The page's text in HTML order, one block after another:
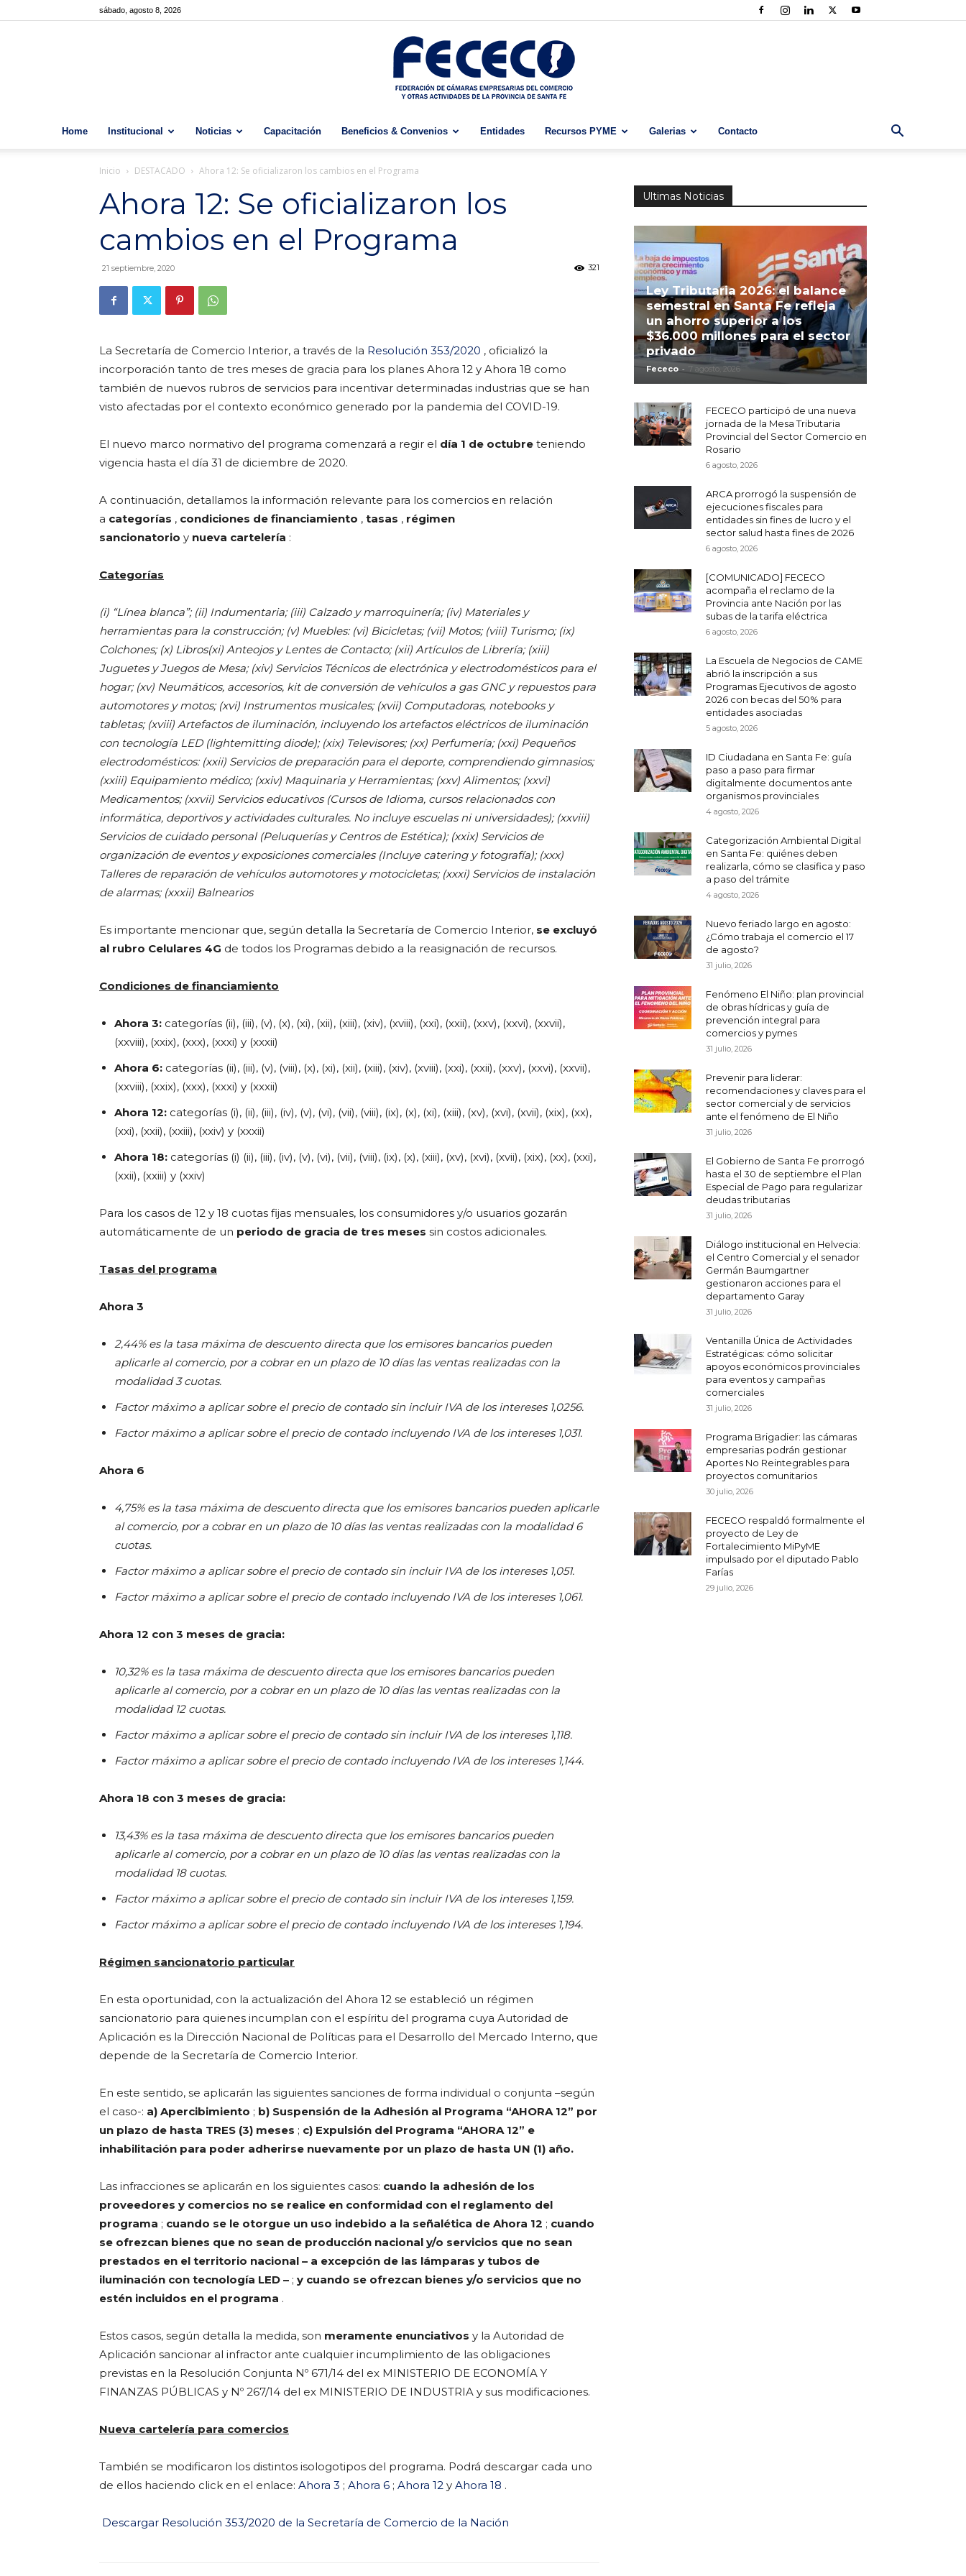
sábado, agosto 8, 2026
Home Institucional Noticias Capacitación Beneficios & Convenios Entidades Recursos PYME Galerias Contacto
Inicio DESTACADO Ahora 12: Se oficializaron los cambios en el Programa
Ahora 12: Se oficializaron los
cambios en el Programa
21 septiembre, 2020 321
La Secretaría de Comercio Interior, a través de la Resolución 353/2020 , oficializó la
incorporación tanto de tres meses de gracia para los planes Ahora 12 y Ahora 18 como
también de nuevos rubros de servicios para incentivar determinadas industrias que se han
visto afectadas por el contexto económico generado por la pandemia del COVID-19.
El nuevo marco normativo del programa comenzará a regir el día 1 de octubre teniendo
vigencia hasta el día 31 de diciembre de 2020.
A continuación, detallamos la información relevante para los comercios en relación
a categorías , condiciones de financiamiento , tasas , régimen
sancionatorio y nueva cartelería :
Categorías
(i) “Línea blanca”; (ii) Indumentaria; (iii) Calzado y marroquinería; (iv) Materiales y
herramientas para la construcción; (v) Muebles: (vi) Bicicletas; (vii) Motos; (viii) Turismo; (ix)
Colchones; (x) Libros(xi) Anteojos y Lentes de Contacto; (xii) Artículos de Librería; (xiii)
Juguetes y Juegos de Mesa; (xiv) Servicios Técnicos de electrónica y electrodomésticos para el
hogar; (xv) Neumáticos, accesorios, kit de conversión de vehículos a gas GNC y repuestos para
automotores y motos; (xvi) Instrumentos musicales; (xvii) Computadoras, notebooks y
tabletas; (xviii) Artefactos de iluminación, incluyendo los artefactos eléctricos de iluminación
con tecnología LED (lightemitting diode); (xix) Televisores; (xx) Perfumería; (xxi) Pequeños
electrodomésticos: (xxii) Servicios de preparación para el deporte, comprendiendo gimnasios;
(xxiii) Equipamiento médico; (xxiv) Maquinaria y Herramientas; (xxv) Alimentos; (xxvi)
Medicamentos; (xxvii) Servicios educativos (Cursos de Idioma, cursos relacionados con
informática, deportivos y actividades culturales. No incluye escuelas ni universidades); (xxviii)
Servicios de cuidado personal (Peluquerías y Centros de Estética); (xxix) Servicios de
organización de eventos y exposiciones comerciales (Incluye catering y fotografía); (xxx)
Talleres de reparación de vehículos automotores y motocicletas; (xxxi) Servicios de instalación
de alarmas; (xxxii) Balnearios
Es importante mencionar que, según detalla la Secretaría de Comercio Interior, se excluyó
al rubro Celulares 4G de todos los Programas debido a la reasignación de recursos.
Condiciones de financiamiento
Ahora 3: categorías (ii), (iii), (v), (x), (xi), (xii), (xiii), (xiv), (xviii), (xxi), (xxii), (xxv), (xxvi), (xxvii),
(xxviii), (xxix), (xxx), (xxxi) y (xxxii)
Ahora 6: categorías (ii), (iii), (v), (viii), (x), (xi), (xii), (xiii), (xiv), (xviii), (xxi), (xxii), (xxv), (xxvi), (xxvii),
(xxviii), (xxix), (xxx), (xxxi) y (xxxii)
Ahora 12: categorías (i), (ii), (iii), (iv), (v), (vi), (vii), (viii), (ix), (x), (xi), (xiii), (xv), (xvi), (xvii), (xix), (xx),
(xxi), (xxii), (xxiii), (xxiv) y (xxxii)
Ahora 18: categorías (i) (ii), (iii), (iv), (v), (vi), (vii), (viii), (ix), (x), (xiii), (xv), (xvi), (xvii), (xix), (xx), (xxi),
(xxii), (xxiii) y (xxiv)
Para los casos de 12 y 18 cuotas fijas mensuales, los consumidores y/o usuarios gozarán
automáticamente de un periodo de gracia de tres meses sin costos adicionales.
Tasas del programa
Ahora 3
2,44% es la tasa máxima de descuento directa que los emisores bancarios pueden
aplicarle al comercio, por a cobrar en un plazo de 10 días las ventas realizadas con la
modalidad 3 cuotas.
Factor máximo a aplicar sobre el precio de contado sin incluir IVA de los intereses 1,0256.
Factor máximo a aplicar sobre el precio de contado incluyendo IVA de los intereses 1,031.
Ahora 6
4,75% es la tasa máxima de descuento directa que los emisores bancarios pueden aplicarle
al comercio, por a cobrar en un plazo de 10 días las ventas realizadas con la modalidad 6
cuotas.
Factor máximo a aplicar sobre el precio de contado sin incluir IVA de los intereses 1,051.
Factor máximo a aplicar sobre el precio de contado incluyendo IVA de los intereses 1,061.
Ahora 12 con 3 meses de gracia:
10,32% es la tasa máxima de descuento directa que los emisores bancarios pueden
aplicarle al comercio, por a cobrar en un plazo de 10 días las ventas realizadas con la
modalidad 12 cuotas.
Factor máximo a aplicar sobre el precio de contado sin incluir IVA de los intereses 1,118.
Factor máximo a aplicar sobre el precio de contado incluyendo IVA de los intereses 1,144.
Ahora 18 con 3 meses de gracia:
13,43% es la tasa máxima de descuento directa que los emisores bancarios pueden
aplicarle al comercio, por a cobrar en un plazo de 10 días las ventas realizadas con la
modalidad 18 cuotas.
Factor máximo a aplicar sobre el precio de contado sin incluir IVA de los intereses 1,159.
Factor máximo a aplicar sobre el precio de contado incluyendo IVA de los intereses 1,194.
Régimen sancionatorio particular
En esta oportunidad, con la actualización del Ahora 12 se estableció un régimen
sancionatorio para quienes incumplan con el espíritu del programa cuya Autoridad de
Aplicación es la Dirección Nacional de Políticas para el Desarrollo del Mercado Interno, que
depende de la Secretaría de Comercio Interior.
En este sentido, se aplicarán las siguientes sanciones de forma individual o conjunta –según
el caso-: a) Apercibimiento ; b) Suspensión de la Adhesión al Programa “AHORA 12” por
un plazo de hasta TRES (3) meses ; c) Expulsión del Programa “AHORA 12” e
inhabilitación para poder adherirse nuevamente por un plazo de hasta UN (1) año.
Las infracciones se aplicarán en los siguientes casos: cuando la adhesión de los
proveedores y comercios no se realice en conformidad con el reglamento del
programa ; cuando se le otorgue un uso indebido a la señalética de Ahora 12 ; cuando
se ofrezcan bienes que no sean de producción nacional y/o servicios que no sean
prestados en el territorio nacional – a excepción de las lámparas y tubos de
iluminación con tecnología LED – ; y cuando se ofrezcan bienes y/o servicios que no
estén incluidos en el programa .
Estos casos, según detalla la medida, son meramente enunciativos y la Autoridad de
Aplicación sancionar al infractor ante cualquier incumplimiento de las obligaciones
previstas en la Resolución Conjunta Nº 671/14 del ex MINISTERIO DE ECONOMÍA Y
FINANZAS PÚBLICAS y Nº 267/14 del ex MINISTERIO DE INDUSTRIA y sus modificaciones.
Nueva cartelería para comercios
También se modificaron los distintos isologotipos del programa. Podrá descargar cada uno
de ellos haciendo click en el enlace: Ahora 3 ; Ahora 6 ; Ahora 12 y Ahora 18 .
Descargar Resolución 353/2020 de la Secretaría de Comercio de la Nación
Ultimas Noticias
Ley Tributaria 2026: el balance
semestral en Santa Fe refleja
un ahorro superior a los
$36.000 millones para el sector
privado
Fececo - 7 agosto, 2026
FECECO participó de una nueva
jornada de la Mesa Tributaria
Provincial del Sector Comercio en
Rosario
6 agosto, 2026
ARCA prorrogó la suspensión de
ejecuciones fiscales para
entidades sin fines de lucro y el
sector salud hasta fines de 2026
6 agosto, 2026
[COMUNICADO] FECECO
acompaña el reclamo de la
Provincia ante Nación por las
subas de la tarifa eléctrica
6 agosto, 2026
La Escuela de Negocios de CAME
abrió la inscripción a sus
Programas Ejecutivos de agosto
2026 con becas del 50% para
entidades asociadas
5 agosto, 2026
ID Ciudadana en Santa Fe: guía
paso a paso para firmar
digitalmente documentos ante
organismos provinciales
4 agosto, 2026
Categorización Ambiental Digital
en Santa Fe: quiénes deben
realizarla, cómo se clasifica y paso
a paso del trámite
4 agosto, 2026
Nuevo feriado largo en agosto:
¿Cómo trabaja el comercio el 17
de agosto?
31 julio, 2026
Fenómeno El Niño: plan provincial
de obras hídricas y guía de
prevención integral para
comercios y pymes
31 julio, 2026
Prevenir para liderar:
recomendaciones y claves para el
sector comercial y de servicios
ante el fenómeno de El Niño
31 julio, 2026
El Gobierno de Santa Fe prorrogó
hasta el 30 de septiembre el Plan
Especial de Pago para regularizar
deudas tributarias
31 julio, 2026
Diálogo institucional en Helvecia:
el Centro Comercial y el senador
Germán Baumgartner
gestionaron acciones para el
departamento Garay
31 julio, 2026
Ventanilla Única de Actividades
Estratégicas: cómo solicitar
apoyos económicos provinciales
para eventos y campañas
comerciales
31 julio, 2026
Programa Brigadier: las cámaras
empresarias podrán gestionar
Aportes No Reintegrables para
proyectos comunitarios
30 julio, 2026
FECECO respaldó formalmente el
proyecto de Ley de
Fortalecimiento MiPyME
impulsado por el diputado Pablo
Farías
29 julio, 2026